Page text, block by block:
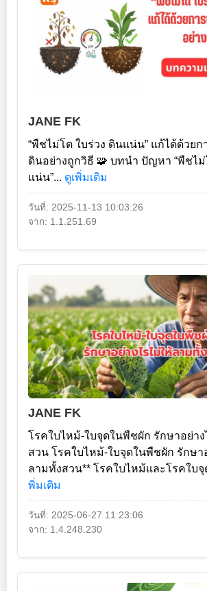
JANE FK
“พืชไม่โต ใบร่วง ดินแน่น” แก้ได้ด้วยก
ดินอย่างถูกวิธี 🧩 บทนำ ปัญหา “พืชไม่
แน่น”... ดูเพิ่มเติม
วันที่: 2025-11-13 10:03:26
จาก: 1.1.251.69
JANE FK
โรคใบไหม้-ใบจุดในพืชผัก รักษาอย่า
สวน โรคใบไหม้-ใบจุดในพืชผัก รักษา
ลามทั้งสวน** โรคใบไหม้และโรคใบ
พิ่มเติม
วันที่: 2025-06-27 11:23:06
จาก: 1.4.248.230